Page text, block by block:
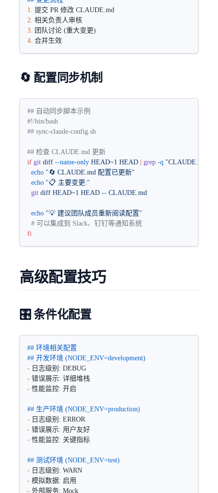
1. 提交 PR 修改 CLAUDE.md
2. 相关负责人审核
3. 团队讨论 (重大变更)
4. 合并生效
🔄 配置同步机制
## 自动同步脚本示例
#!/bin/bash
## sync-claude-config.sh
## 检查 CLAUDE.md 更新
if git diff --name-only HEAD~1 HEAD grep -q "CLAUDE.md"
  echo
"🔄 CLAUDE.md 配置已更新"
  echo
"📋 主要变更:"
  git
diff HEAD~1 HEAD -- CLAUDE.md
  echo
"💡 建议团队成员重新阅读配置"
  # 可以集成到 Slack、钉钉等通知系统
fi
高级配置技巧
🎛️ 条件化配置
## 环境相关配置
## 开发环境 (NODE_ENV=development)
- 日志级别: DEBUG
- 错误展示: 详细堆栈
- 性能监控: 开启
## 生产环境 (NODE_ENV=production)
- 日志级别: ERROR
- 错误展示: 用户友好
- 性能监控: 关键指标
## 测试环境 (NODE_ENV=test)
- 日志级别: WARN
- 模拟数据: 启用
- 外部服务: Mock